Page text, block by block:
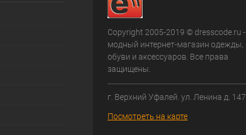
Copyright 2005-2019 © dresscode.ru -
модный интернет-магазин одежды,
обуви и аксессуаров. Все права
защищены.
г. Верхний Уфалей. ул. Ленина д. 147
Посмотреть на карте